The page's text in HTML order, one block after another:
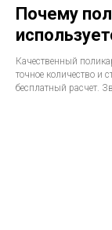
Почему
Качественный
точное количество и
бесплатный расчет.